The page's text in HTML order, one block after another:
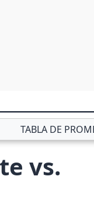
TABLA DE
vs.